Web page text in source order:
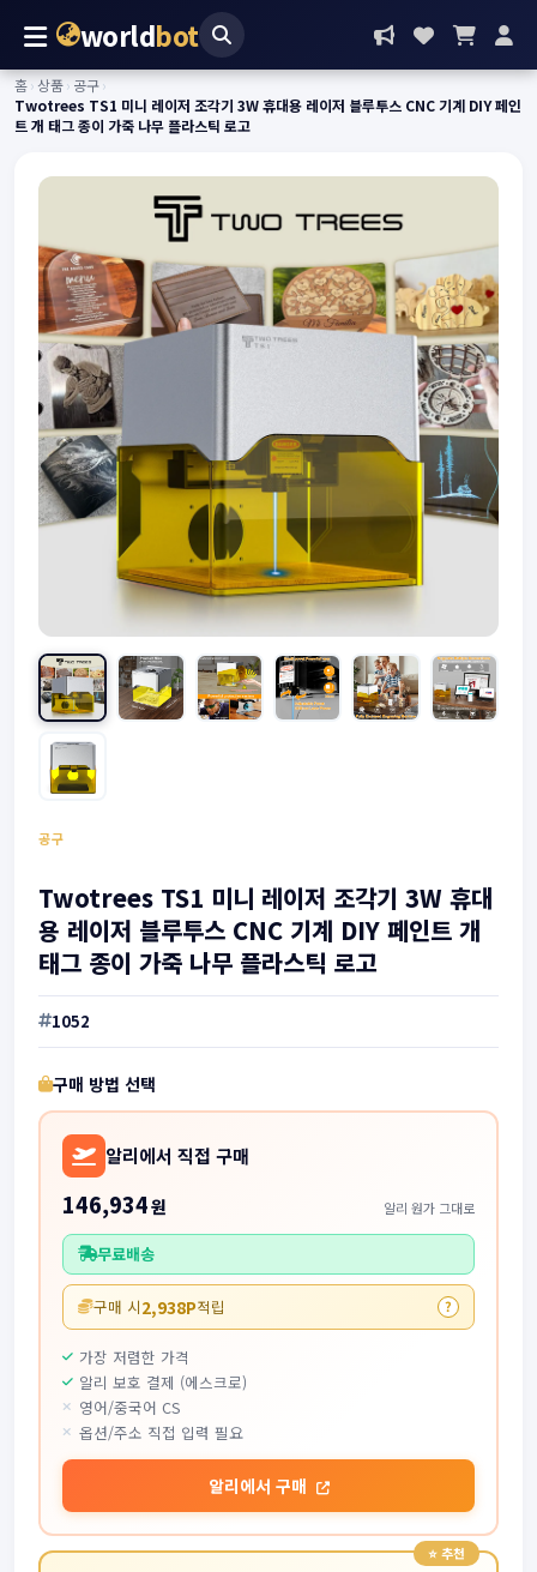
worldbot
홈›상품› 공구›
Twotrees TS1 미니 레이저 조각기 3W 휴대용 레이저 블루투스 CNC 기계 DIY 페인
트 개 태그 종이 가죽 나무 플라스틱 로고
공구
Twotrees TS1 미니 레이저 조각기 3W 휴대
용 레이저 블루투스 CNC 기계 DIY 페인트 개
태그 종이 가죽 나무 플라스틱 로고
1052
구매 방법 선택
알리에서 직접 구매
146,934원 알리 원가 그대로
무료배송
구매 시2,938P적립 ?
가장 저렴한 가격
알리 보호 결제 (에스크로)
영어/중국어 CS
옵션/주소 직접 입력 필요
알리에서 구매